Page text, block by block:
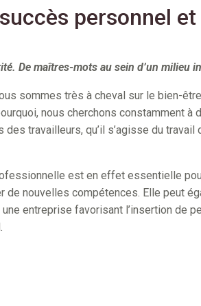
personnel
De maîtres-mots au sein d’un milieu
sommes très à cheval sur le bien-
nous cherchons constamment
des travailleurs, qu’il s’agisse du
est en effet essentielle
de nouvelles compétences. Elle peut
entreprise favorisant l’insertion de